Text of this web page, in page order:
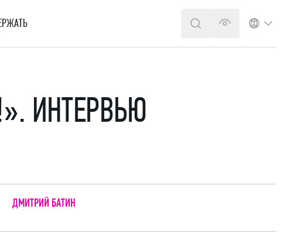
ПОИСКВЕРСИЯ ДЛЯ
ЯЗЫК
ИНТЕРВЬЮ
ДМИТРИЙ БАТИН